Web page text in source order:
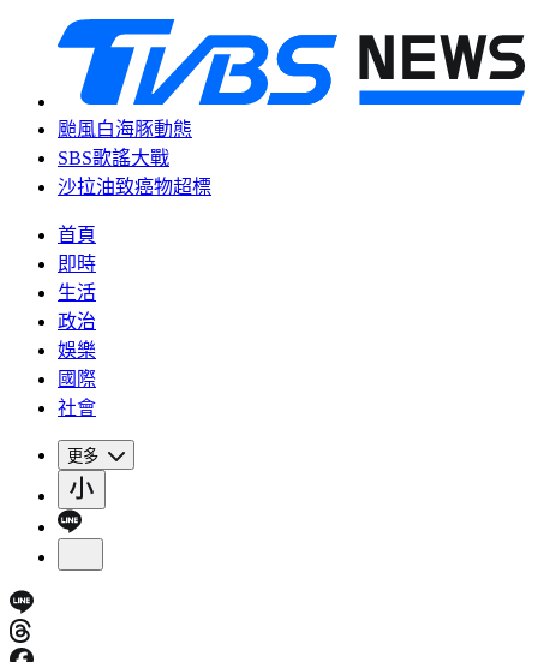
颱風白海豚動態
SBS歌謠大戰
沙拉油致癌物超標
首頁
即時
生活
政治
娛樂
國際
社會
更多